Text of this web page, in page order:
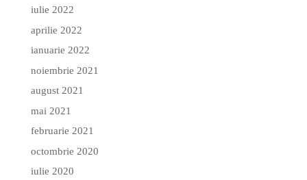
iulie 2022
aprilie 2022
ianuarie 2022
noiembrie 2021
august 2021
mai 2021
februarie 2021
octombrie 2020
iulie 2020